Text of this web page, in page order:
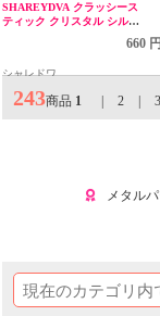
SHAREYDVA クラッシース
ティック クリスタル シルバ
660 円
シャレドワ
243商品 1 2 3
メタル